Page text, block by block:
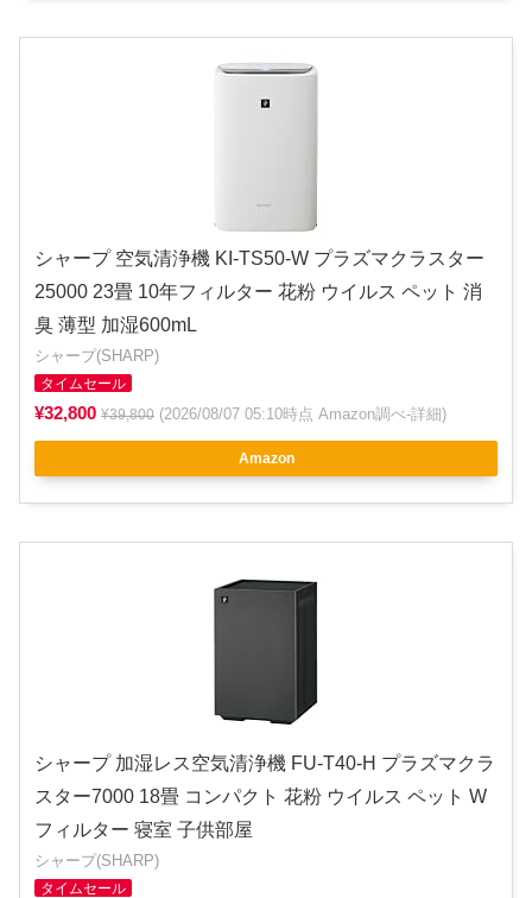
シャープ 空気清浄機 KI-TS50-W プラズマクラスター
25000 23畳 10年フィルター 花粉 ウイルス ペット 消
臭 薄型 加湿600mL
シャープ(SHARP)
タイムセール
¥32,800 ¥39,800 (2026/08/07 05:10時点 Amazon調べ-詳細)
Amazon
シャープ 加湿レス空気清浄機 FU-T40-H プラズマクラ
スター7000 18畳 コンパクト 花粉 ウイルス ペット W
フィルター 寝室 子供部屋
シャープ(SHARP)
タイムセール